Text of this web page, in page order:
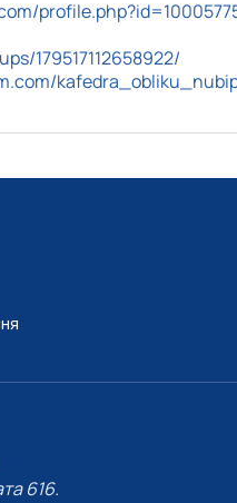
179517112658922/
616.